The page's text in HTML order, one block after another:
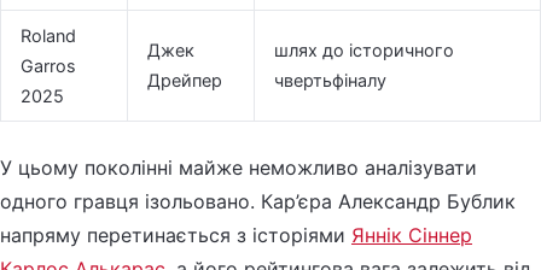
Roland
Garros
2025
Джек
Дрейпер
шлях до історичного
чвертьфіналу
У цьому поколінні майже неможливо аналізувати
одного гравця ізольовано. Кар’єра Александр Бублик
напряму перетинається з історіями Яннік Сіннер